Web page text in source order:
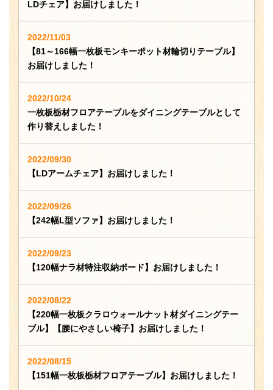
LDチェア】お届けしました！
2022/11/03
【81～166幅一枚板モンキーポット材輪切りテーブル】
お届けしました！
2022/10/24
一枚板栃材フロアテーブルをダイニングテーブルとして
作り替えしました！
2022/09/30
【LDアームチェア】お届けしました！
2022/09/26
【242幅L型ソファ】お届けしました！
2022/09/23
【120幅ナラ材特注収納ボード】お届けしました！
2022/08/22
【220幅一枚板クラロウォールナット材ダイニングテー
ブル】【腰にやさしい椅子】お届けしました！
2022/08/15
【151幅一枚板栃材フロアテーブル】お届けしました！